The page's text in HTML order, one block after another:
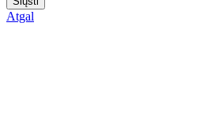
Atgal